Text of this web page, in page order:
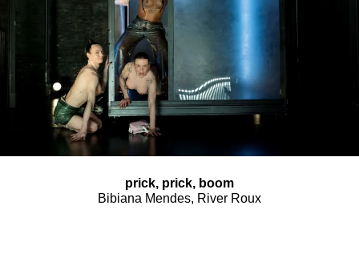
prick, prick, boom
Bibiana Mendes, River Roux